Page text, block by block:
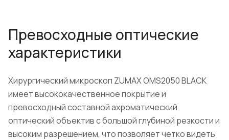
Превосходные оптические
характеристики
Хирургический микроскоп ZUMAX OMS2050 BLACK
имеет высококачественное покрытие и
превосходный составной ахроматический
оптический объектив с большой глубиной резкости и
высоким разрешением, что позволяет четко видеть